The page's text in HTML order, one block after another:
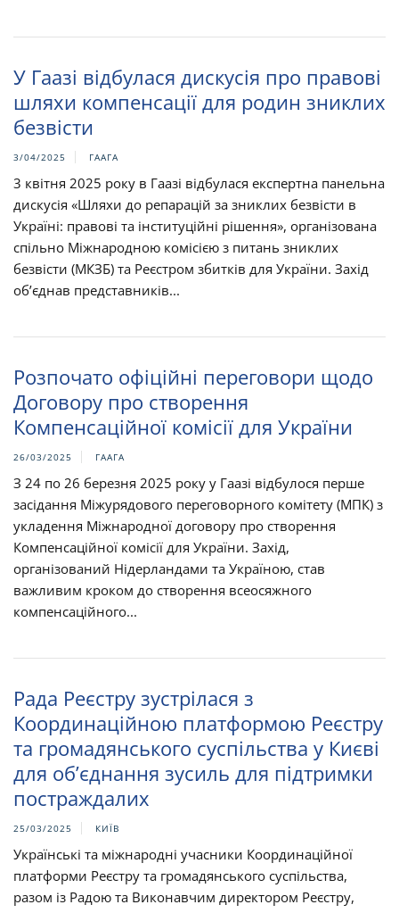
У Гаазі відбулася дискусія про правові
шляхи компенсації для родин зниклих
безвісти
3/04/2025 ГААГА
3 квітня 2025 року в Гаазі відбулася експертна панельна
дискусія «Шляхи до репарацій за зниклих безвісти в
Україні: правові та інституційні рішення», організована
спільно Міжнародною комісією з питань зниклих
безвісти (МКЗБ) та Реєстром збитків для України. Захід
об’єднав представників...
Розпочато офіційні переговори щодо
Договору про створення
Компенсаційної комісії для України
26/03/2025 ГААГА
З 24 по 26 березня 2025 року у Гаазі відбулося перше
засідання Міжурядового переговорного комітету (МПК) з
укладення Міжнародної договору про створення
Компенсаційної комісії для України. Захід,
організований Нідерландами та Україною, став
важливим кроком до створення всеосяжного
компенсаційного...
Рада Реєстру зустрілася з
Координаційною платформою Реєстру
та громадянського суспільства у Києві
для об’єднання зусиль для підтримки
постраждалих
25/03/2025 КИЇВ
Українські та міжнародні учасники Координаційної
платформи Реєстру та громадянського суспільства,
разом із Радою та Виконавчим директором Реєстру,